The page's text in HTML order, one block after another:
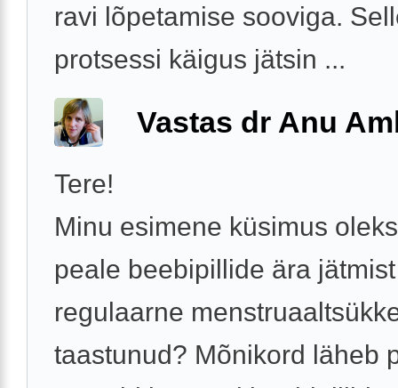
ravi lõpetamise sooviga.
protsessi käigus jätsin ...
Vastas dr Anu
Tere!
Minu esimene küsimus
peale beebipillide ära
regulaarne
taastunud? Mõnikord läheb